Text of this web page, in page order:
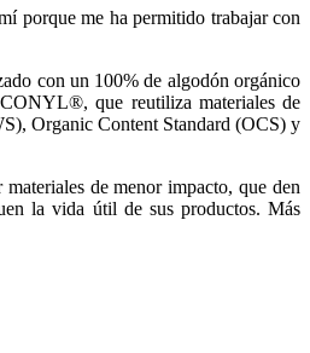
porque me ha permitido trabajar con
con un 100% de algodón orgánico
que reutiliza materiales de
Organic Content Standard (OCS) y
de menor impacto, que den
la vida útil de sus productos. Más